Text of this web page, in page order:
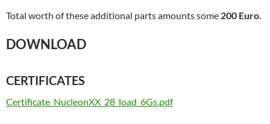
Total worth of these additional parts amounts some 200 Euro.
DOWNLOAD
CERTIFICATES
Certificate_NucleonXX_28_load_6Gs.pdf